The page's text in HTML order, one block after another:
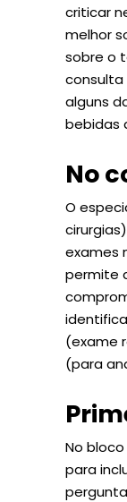
criticar
melhor
sobre o
consulta
alguns
bebidas
No
O
exames
permite
(exame
(para
No
para